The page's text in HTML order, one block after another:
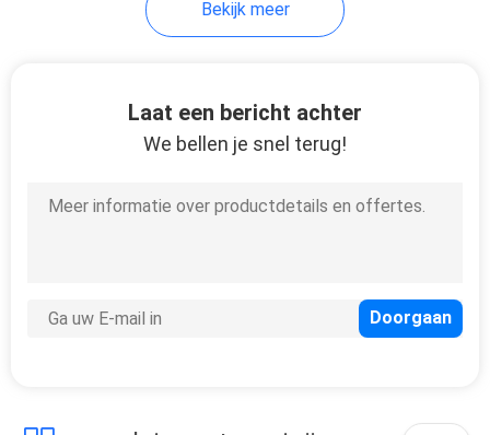
Solenoïdeschakelaar
Knevelschakelaar
Bekijk meer
Laat een bericht achter
We bellen je snel terug!